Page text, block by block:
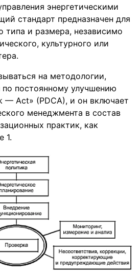
энергетическими
стандарт предназначен для
типа и размера, независимо
культурного или
на методологии,
по постоянному улучшению
Act» (PDCA), и он включает
менеджмента в состав
практик, как
1.